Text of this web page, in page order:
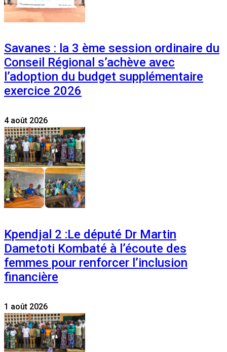
Savanes : la 3 ème session ordinaire du
Conseil Régional s’achève avec
l’adoption du budget supplémentaire
exercice 2026
4 août 2026
Kpendjal 2 :Le député Dr Martin
Dametoti Kombaté à l’écoute des
femmes pour renforcer l’inclusion
financière
1 août 2026